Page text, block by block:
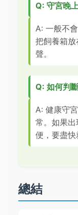
Q: 守宮晚
A: 一般不
把飼養箱
聲。
Q: 如何判
A: 健康守
常。如果
便，要盡快
總結